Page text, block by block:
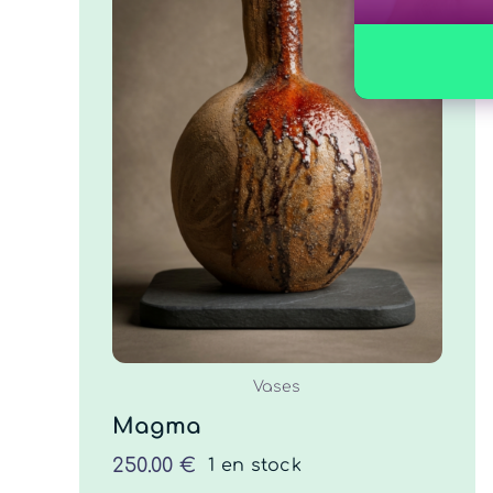
Magma
250.00€
COMMANDER / DÉTAILS
Vases
Magma
250.00 € 1 en stock